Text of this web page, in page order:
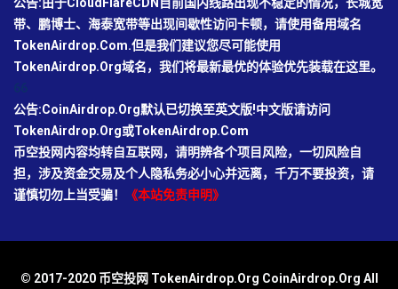
带、鹏博士、海泰宽带等出现间歇性访问卡顿，请使用备用域名
TokenAirdrop.Com.但是我们建议您尽可能使用
TokenAirdrop.Org域名，我们将最新最优的体验优先装载在这里。
公告:CoinAirdrop.Org默认已切换至英文版!中文版请访问
TokenAirdrop.Org或TokenAirdrop.Com
币空投网内容均转自互联网，请明辨各个项目风险，一切风险自
担，涉及资金交易及个人隐私务必小心并远离，千万不要投资，请
谨慎切勿上当受骗！
《本站免责申明》
© 2017-2020 币空投网 TokenAirdrop.Org CoinAirdrop.Org All